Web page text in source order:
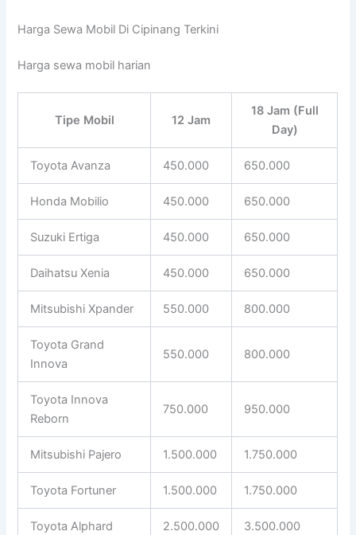
Harga Sewa Mobil Di Cipinang Terkini
Harga sewa mobil harian
Tipe Mobil 12 Jam
18 Jam (Full
Day)
Toyota Avanza 450.000 650.000
Honda Mobilio 450.000 650.000
Suzuki Ertiga 450.000 650.000
Daihatsu Xenia 450.000 650.000
Mitsubishi Xpander 550.000 800.000
Toyota Grand
Innova
550.000 800.000
Toyota Innova
Reborn
750.000 950.000
Mitsubishi Pajero 1.500.000 1.750.000
Toyota Fortuner 1.500.000 1.750.000
Toyota Alphard 2.500.000 3.500.000